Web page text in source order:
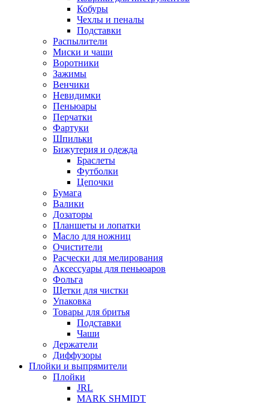
Кобуры
Чехлы и пеналы
Подставки
Распылители
Миски и чаши
Воротники
Зажимы
Венчики
Невидимки
Пеньюары
Перчатки
Фартуки
Шпильки
Бижутерия и одежда
Браслеты
Футболки
Цепочки
Бумага
Валики
Дозаторы
Планшеты и лопатки
Масло для ножниц
Очистители
Расчески для мелирования
Аксессуары для пеньюаров
Фольга
Щетки для чистки
Упаковка
Товары для бритья
Подставки
Чаши
Держатели
Диффузоры
Плойки и выпрямители
Плойки
JRL
MARK SHMIDT